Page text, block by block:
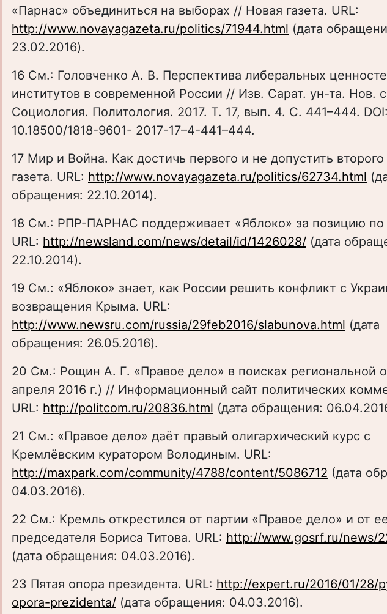
«Парнас» объединиться на выборах // Новая газета. URL:
http://www.novayagazeta.ru/politics/71944.html (дата
23.02.2016).
16 См.: Головченко А. В. Перспектива либеральных
институтов в современной России // Изв. Сарат. ун-та. Нов.
Социология. Политология. 2017. Т. 17, вып. 4. С. 441–444. DOI:
10.18500/1818-9601- 2017-17–4-441–444.
17 Мир и Война. Как достичь первого и не допустить
газета. URL: http://www.novayagazeta.ru/politics/62734.html
обращения: 22.10.2014).
18 См.: РПР-ПАРНАС поддерживает «Яблоко» за позицию по
URL: http://newsland.com/news/detail/id/1426028/ (дата
22.10.2014).
19 См.: «Яблоко» знает, как России решить конфликт с
возвращения Крыма. URL:
http://www.newsru.com/russia/29feb2016/slabunova.html (дата
обращения: 26.05.2016).
20 См.: Рощин А. Г. «Правое дело» в поисках региональной
апреля 2016 г.) // Информационный сайт политических
URL: http://politcom.ru/20836.html (дата обращения:
21 См.: «Правое дело» даёт правый олигархический курс с
Кремлёвским куратором Володиным. URL:
http://maxpark.com/community/4788/content/5086712 (дата
04.03.2016).
22 См.: Кремль открестился от партии «Правое дело» и от
председателя Бориса Титова. URL: http://www.gosrf.ru/news/
(дата обращения: 04.03.2016).
23 Пятая опора президента. URL: http://expert.ru/2016/01/28/
opora-prezidenta/ (дата обращения: 04.03.2016).